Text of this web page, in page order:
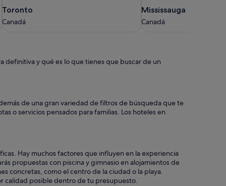
Toronto
Canadá
Toronto
Canadá
Mississauga
Canadá
Mississauga
Canadá
definitiva y qué es lo que tienes que buscar de un
de una gran variedad de filtros de búsqueda que te
o servicios pensados para familias. Los hoteles en
Hay muchos factores que influyen en la experiencia
propuestas con piscina y gimnasio en alojamientos de
concretas, como el centro de la ciudad o la playa.
calidad posible dentro de tu presupuesto.